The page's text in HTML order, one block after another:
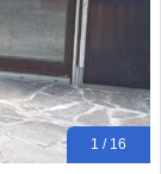
1 / 16